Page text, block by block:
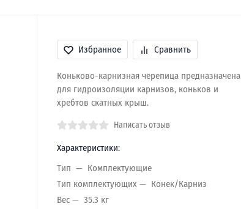
Избранное Сравнить
Коньково-карнизная черепица предназначена
для гидроизоляции карнизов, коньков и
хребтов скатных крыш.
Написать отзыв
Характеристики:
Тип
Комплектующие
Тип комплектующих
Конек/Карниз
Вес
35.3 кг